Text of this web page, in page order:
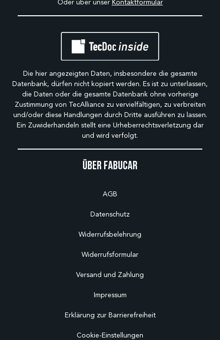
Über Fabucar
AGB
Datenschutz
Widerrufsbelehrung
Widerrufsformular
Versand und Zahlung
Impressum
Erklärung zur Barrierefreiheit
Cookie-Einstellungen
Oder über unser Kontaktformular
Die hier angezeigten Daten, insbesondere die gesamte
Datenbank, dürfen nicht kopiert werden. Es ist zu unterlassen,
die Daten oder die gesamte Datenbank ohne vorherige
Zustimmung von TecAlliance zu vervielfältigen, zu verbreiten
und/oder diese Handlungen durch Dritte ausführen zu lassen.
Ein Zuwiderhandeln stellt eine Urheberrechtsverletzung dar
und wird verfolgt.